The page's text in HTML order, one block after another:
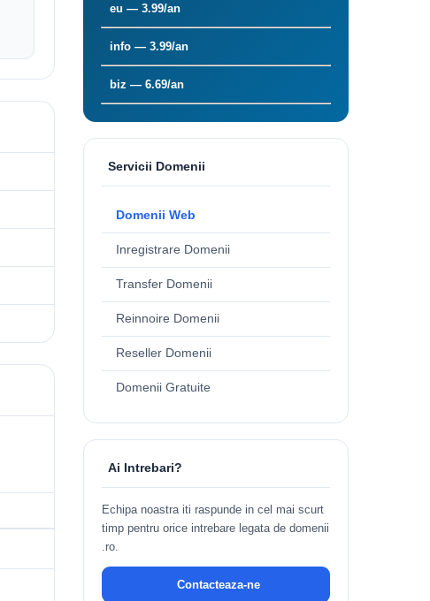
eu — 3.99/an
info — 3.99/an
biz — 6.69/an
Servicii Domenii
Domenii Web
Inregistrare Domenii
Transfer Domenii
Reinnoire Domenii
Reseller Domenii
Domenii Gratuite
Ai Intrebari?
Echipa noastra iti raspunde in cel mai scurt
timp pentru orice intrebare legata de domenii
.ro.
Contacteaza-ne